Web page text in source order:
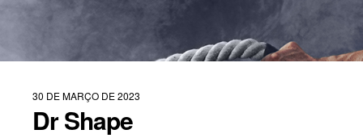
30 DE MARÇO DE 2023
Dr Shape